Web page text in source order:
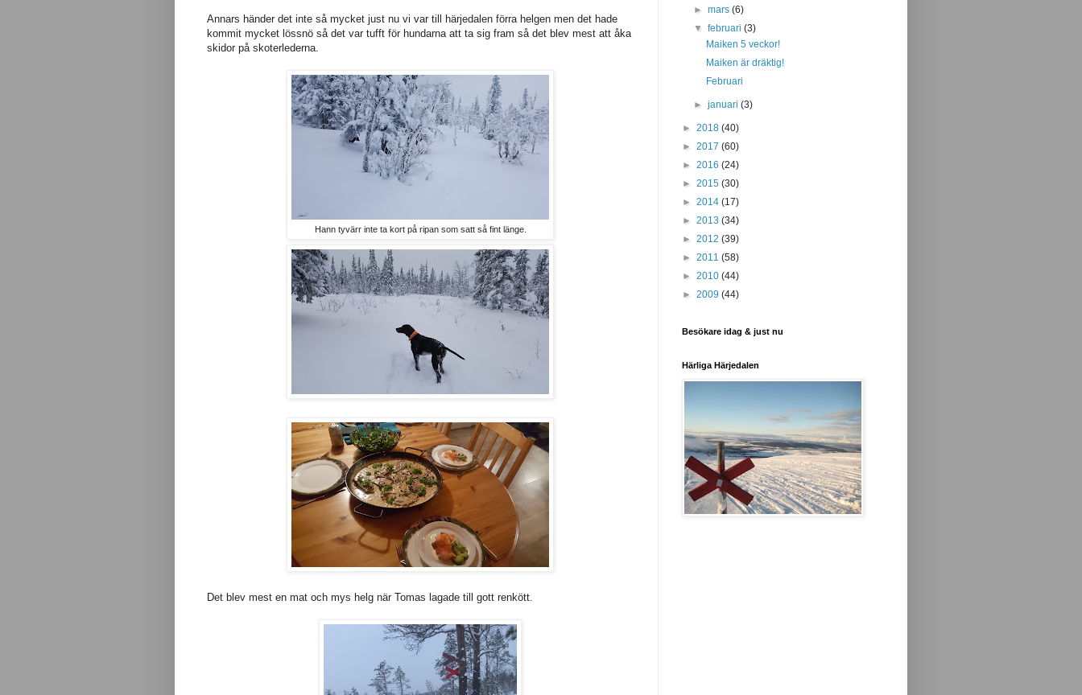
Annars händer det inte så mycket just nu vi var till härjedalen förra helgen men det hade
kommit mycket lössnö så det var tufft för hundarna att ta sig fram så det blev mest att åka
skidor på skoterlederna.
Hann tyvärr inte ta kort på ripan som satt så fint länge.
Det blev mest en mat och mys helg när Tomas lagade till gott renkött.
►mars(6)
▼februari(3)
Maiken 5 veckor!
Maiken är dräktig!
Februari
►januari(3)
► 2018 (40)
► 2017 (60)
► 2016 (24)
► 2015 (30)
► 2014 (17)
► 2013 (34)
► 2012 (39)
► 2011 (58)
► 2010 (44)
► 2009 (44)
Besökare idag & just nu
Härliga Härjedalen